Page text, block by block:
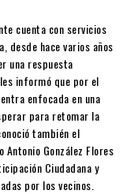
cuenta con servicios
desde hace varios años
una respuesta
informó que por el
enfocada en una
para retomar la
también el
González Flores
Ciudadana y
por los vecinos.